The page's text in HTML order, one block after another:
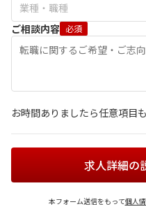
ご相談内容 必須
お時間ありましたら任意項目
求人詳細の
本フォーム送信をもって個人